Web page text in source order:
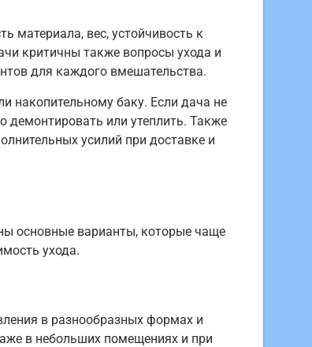
материала, вес, устойчивость к
критичны также вопросы ухода и
для каждого вмешательства.
накопительному баку. Если дача не
демонтировать или утеплить. Также
усилий при доставке и
основные варианты, которые чаще
ухода.
в разнообразных формах и
в небольших помещениях и при